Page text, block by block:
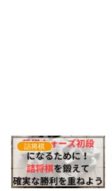
詰将棋